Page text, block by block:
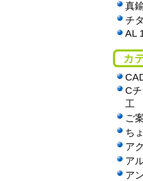
真
チ
AL
カ
C
工
ご
ち
ア
ア
ア